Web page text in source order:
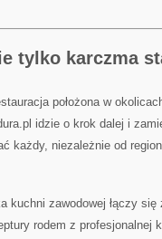
tylko karczma
położona w
idzie o krok dalej i
każdy, niezależnie od
kuchni zawodowej łączy się
rodem z profesjonalnej